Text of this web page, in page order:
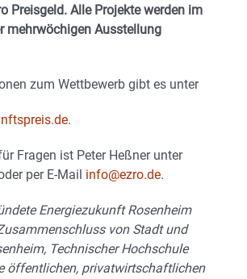
Preisgeld. Alle Projekte werden im
mehrwöchigen Ausstellung
zum Wettbewerb gibt es unter
.
Fragen ist Peter Heßner unter
per E-Mail info@ezro.de.
Energiezukunft Rosenheim
von Stadt und
Technischer Hochschule
öffentlichen, privatwirtschaftlichen